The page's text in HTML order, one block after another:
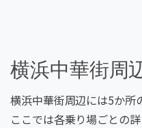
横浜中華街周
横浜中華街周辺には5か所
ここでは各乗り場ごとの